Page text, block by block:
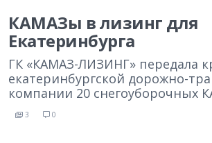
КАМАЗы в лизинг для
Екатеринбурга
ГК «КАМАЗ-ЛИЗИНГ» передала
екатеринбургской дорожно-
компании 20 снегоуборочных
3 0